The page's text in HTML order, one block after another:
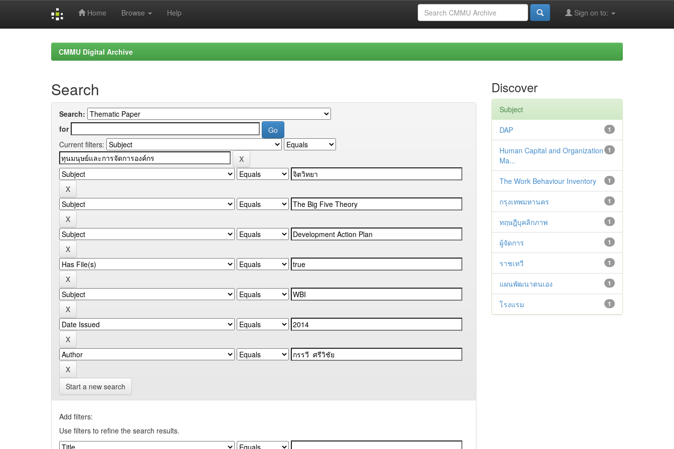
Home Browse Help Sign on to:
CMMU Digital Archive
Search
Search:
for
Current filters:
Start a new search
Add filters:
Use filters to refine the search results.
Discover
Subject
1
DAP
1
Human Capital and Organization
Ma...
1
The Work Behaviour Inventory
1
กรุงเทพมหานคร
1
ทฤษฎีบุคลิกภาพ
1
ผู้จัดการ
1
ราชเทวี
1
แผนพัฒนาตนเอง
1
โรงแรม